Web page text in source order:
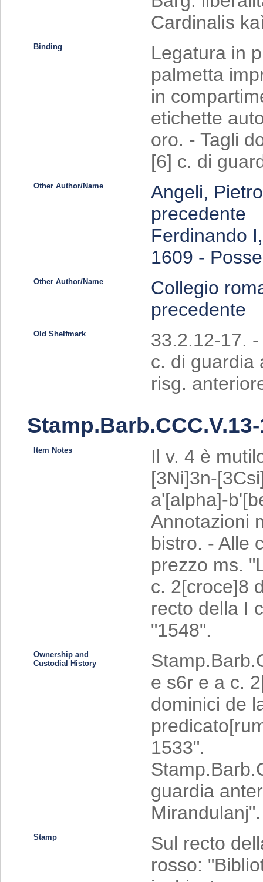
Cardinalis
Binding
Legatura in
palmetta
in
etichette
oro. - Tagli
[6] c. di
Other Author/Name
Angeli,
precedente
Ferdinando
1609 -
Other Author/Name
Collegio
precedente
Old Shelfmark
33.2.12-17.
c. di guardia
risg.
Item Notes
Il v. 4 è
[3Ni]3n-
a'[alpha]-
Annotazioni
bistro. - Alle
prezzo ms.
c. 2[croce]8
recto della I
"1548".
Ownership and
Custodial History
e s6r e a c.
dominici de
1533".
guardia
Mirandulanj".
Stamp
Sul recto
rosso: